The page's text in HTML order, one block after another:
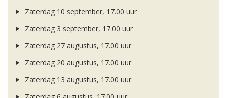
Zaterdag 10 september, 17.00 uur
Zaterdag 3 september, 17.00 uur
Zaterdag 27 augustus, 17.00 uur
Zaterdag 20 augustus, 17.00 uur
Zaterdag 13 augustus, 17.00 uur